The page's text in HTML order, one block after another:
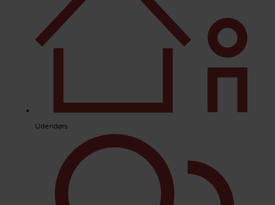
Udendørs